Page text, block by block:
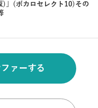
)」(ボカロセレクト10)その
ァーする